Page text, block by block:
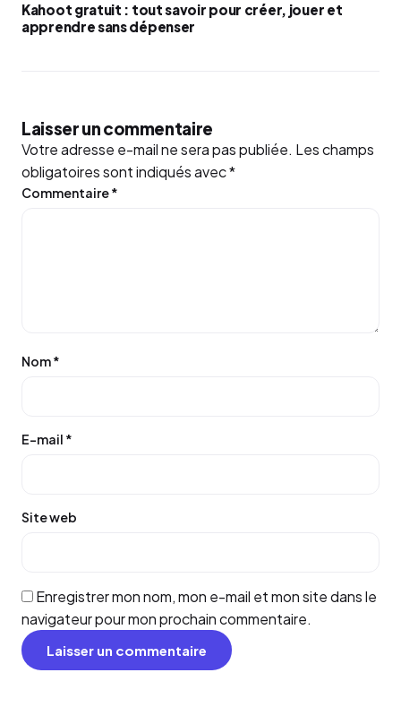
Kahoot gratuit : tout savoir pour créer, jouer et
apprendre sans dépenser
Laisser un commentaire
Votre adresse e-mail ne sera pas publiée. Les champs
obligatoires sont indiqués avec*
Commentaire*
Nom*
E-mail *
Site web
Enregistrer mon nom, mon e-mail et mon site dans le
navigateur pour mon prochain commentaire.